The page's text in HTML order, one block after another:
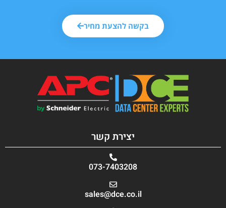
בקשה להצעת מחיר
יצירת קשר
073-7403208
sales@dce.co.il